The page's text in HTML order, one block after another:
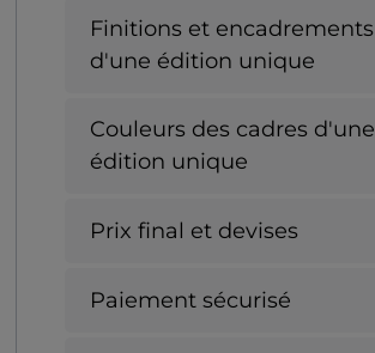
Finitions et encadrements
d'une édition unique
Couleurs des cadres d'une
édition unique
Prix final et devises
Paiement sécurisé